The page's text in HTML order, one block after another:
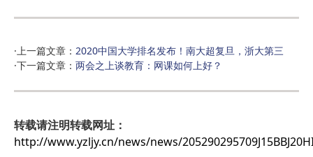
·上一篇文章： 2020中国大学排名发布！南大超复旦，浙大第三
·下一篇文章： 两会之上谈教育：网课如何上好？
转载请注明转载网址：
http://www.yzljy.cn/news/news/